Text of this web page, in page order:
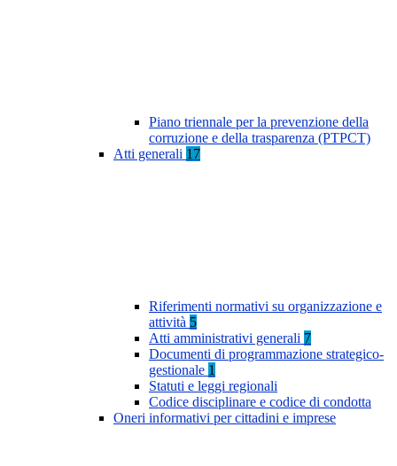
Piano triennale per la prevenzione della
corruzione e della trasparenza (PTPCT)
Atti generali 17
Riferimenti normativi su organizzazione e
attività 5
Atti amministrativi generali 7
Documenti di programmazione strategico-
gestionale 1
Statuti e leggi regionali
Codice disciplinare e codice di condotta
Oneri informativi per cittadini e imprese